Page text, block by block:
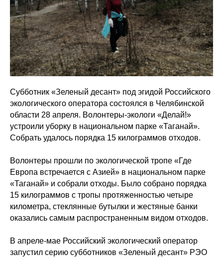
Субботник «Зеленый десант» под эгидой Российского
экологического оператора состоялся в Челябинской
области 28 апреля. Волонтеры-экологи «Делай!»
устроили уборку в национальном парке «Таганай».
Собрать удалось порядка 15 килограммов отходов.
Волонтеры прошли по экологической тропе «Где
Европа встречается с Азией» в национальном парке
«Таганай» и собрали отходы. Было собрано порядка
15 килограммов с тропы протяженностью четыре
километра, стеклянные бутылки и жестяные банки
оказались самым распространенным видом отходов.
В апреле-мае Российский экологический оператор
запустил серию субботников «Зеленый десант» РЭО